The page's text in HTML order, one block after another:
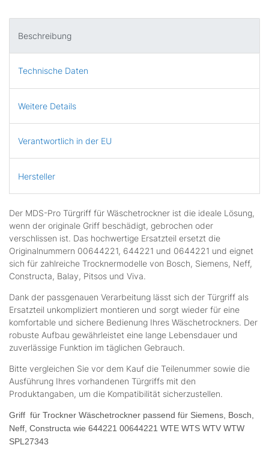
Beschreibung
Technische Daten
Weitere Details
Verantwortlich in der EU
Hersteller
Der MDS-Pro Türgriff für Wäschetrockner ist die ideale Lösung,
wenn der originale Griff beschädigt, gebrochen oder
verschlissen ist. Das hochwertige Ersatzteil ersetzt die
Originalnummern 00644221, 644221 und 0644221 und eignet
sich für zahlreiche Trocknermodelle von Bosch, Siemens, Neff,
Constructa, Balay, Pitsos und Viva.
Dank der passgenauen Verarbeitung lässt sich der Türgriff als
Ersatzteil unkompliziert montieren und sorgt wieder für eine
komfortable und sichere Bedienung Ihres Wäschetrockners. Der
robuste Aufbau gewährleistet eine lange Lebensdauer und
zuverlässige Funktion im täglichen Gebrauch.
Bitte vergleichen Sie vor dem Kauf die Teilenummer sowie die
Ausführung Ihres vorhandenen Türgriffs mit den
Produktangaben, um die Kompatibilität sicherzustellen.
Griff für Trockner Wäschetrockner passend für Siemens, Bosch,
Neff, Constructa wie 644221 00644221 WTE WTS WTV WTW
SPL27343